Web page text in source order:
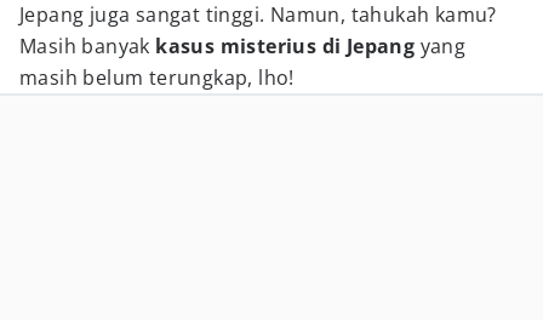
Jepang juga sangat tinggi. Namun, tahukah kamu?
Masih banyak kasus misterius di Jepang yang
masih belum terungkap, lho!